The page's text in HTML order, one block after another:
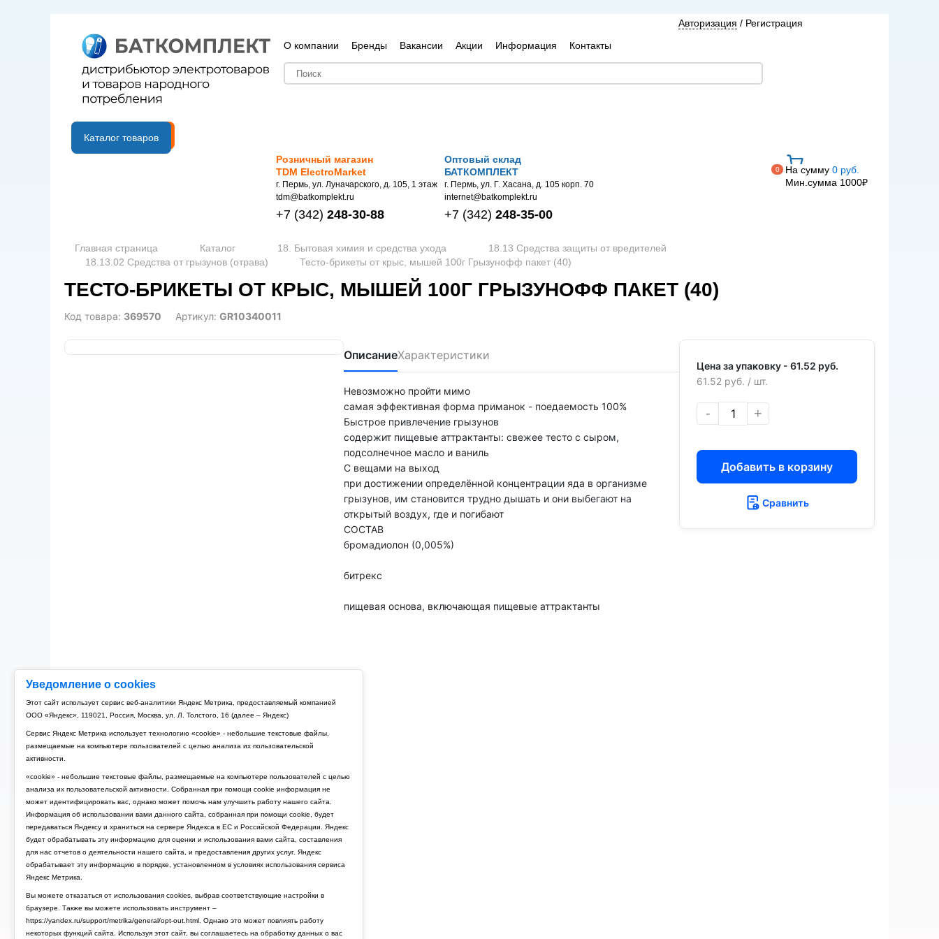
Уведомление о cookies
Этот сайт использует сервис веб-аналитики Яндекс Метрика, предоставляемый компанией
ООО «Яндекс», 119021, Россия, Москва, ул. Л. Толстого, 16 (далее – Яндекс)
Сервис Яндекс Метрика использует технологию «cookie» - небольшие текстовые файлы,
размещаемые на компьютере пользователей с целью анализа их пользовательской
активности.
«cookie» - небольшие текстовые файлы, размещаемые на компьютере пользователей с целью
анализа их пользовательской активности. Собранная при помощи cookie информация не
может идентифицировать вас, однако может помочь нам улучшить работу нашего сайта.
Информация об использовании вами данного сайта, собранная при помощи cookie, будет
передаваться Яндексу и храниться на сервере Яндекса в ЕС и Российской Федерации. Яндекс
будет обрабатывать эту информацию для оценки и использования вами сайта, составления
для нас отчетов о деятельности нашего сайта, и предоставления других услуг. Яндекс
обрабатывает эту информацию в порядке, установленном в условиях использования сервиса
Яндекс Метрика.
Вы можете отказаться от использования cookies, выбрав соответствующие настройки в
браузере. Также вы можете использовать инструмент –
https://yandex.ru/support/metrika/general/opt-out.html. Однако это может повлиять работу
некоторых функций сайта. Используя этот сайт, вы соглашаетесь на обработку данных о вас
О компании Бренды Вакансии Акции Информация Контакты
Авторизация / Регистрация
B2B портал
Каталог товаров
Розничный магазин
TDM ElectroMarket
г. Пермь, ул. Луначарского, д. 105, 1 этаж
tdm@batkomplekt.ru
+7 (342) 248-30-88
Оптовый склад
БАТКОМПЛЕКТ
г. Пермь, ул. Г. Хасана, д. 105 корп. 70
internet@batkomplekt.ru
+7 (342) 248-35-00
0 На сумму 0 руб.
Мин.сумма 1000₽
Главная страница Каталог 18. Бытовая химия и средства ухода
18.13 Средства защиты от вредителей
18.13.02 Средства от грызунов (отрава)
Тесто-брикеты от крыс, мышей 100г Грызунофф пакет (40)
ТЕСТО-БРИКЕТЫ ОТ КРЫС, МЫШЕЙ 100Г ГРЫЗУНОФФ ПАКЕТ (40)
Код товара: 369570 Артикул: GR10340011
ОписаниеХарактеристики
Невозможно пройти мимо
самая эффективная форма приманок - поедаемость 100%
Быстрое привлечение грызунов
содержит пищевые аттрактанты: свежее тесто с сыром,
подсолнечное масло и ваниль
С вещами на выход
при достижении определённой концентрации яда в организме
грызунов, им становится трудно дышать и они выбегают на
открытый воздух, где и погибают
СОСТАВ
бромадиолон (0,005%)
битрекс
пищевая основа, включающая пищевые аттрактанты
Цена за упаковку - 61.52 руб.
61.52 руб. / шт.
- +
Добавить в корзину
Сравнить